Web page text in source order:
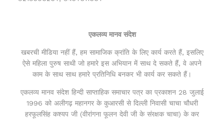
एकलव्य मानव संदेश
खबरची मीडिया नहीं हैं, हम सामाजिक क्रांति के लिए कार्य करते हैं, इसलिए
ऐसे महिला पुरुष साथी जो हमारे इस अभियान में साथ दे सकते हैं, वे अपने
काम के साथ साथ हमारे प्रतिनिधि बनकर भी कार्य कर सकते हैं।
एकलव्य मानव संदेश हिन्दी साप्ताहिक समाचार पत्र का प्रकाशन 28 जुलाई
1996 को अलीगढ़ महानगर के कुआरसी से दिल्ली निवासी चाचा चौधरी
हरफूलसिंह कश्यप जी (वीरांगना फूलन देवी जी के संरक्षक चाचा) के कर